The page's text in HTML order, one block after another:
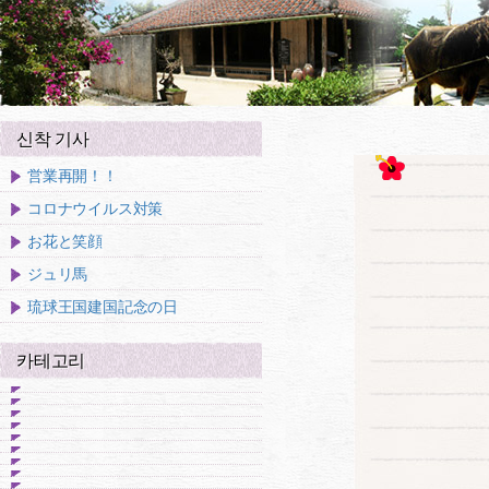
신착 기사
営業再開！！
コロナウイルス対策
お花と笑顔
ジュリ馬
琉球王国建国記念の日
카테고리